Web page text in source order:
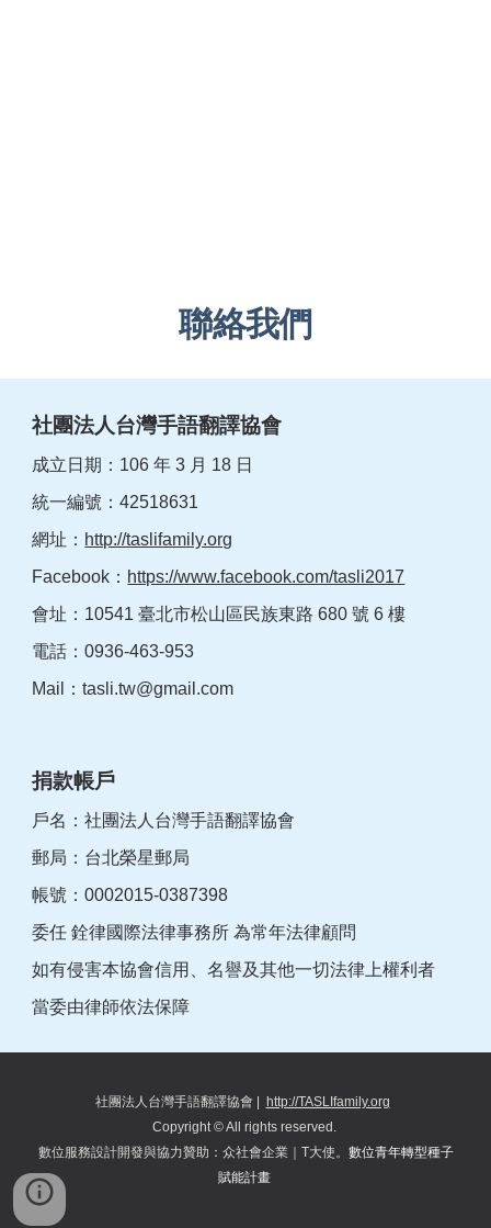
聯絡我們
社團法人台灣手語翻譯協會
成立日期：106 年 3 月 18 日
統一編號：42518631
網址： http://taslifamily.org
Facebook： https://www.facebook.com/tasli2017
會址：10541 臺北市松山區民族東路 680 號 6 樓
電話：0936-463-953
Mail：tasli.tw@gmail.com
捐款帳戶
戶名：社團法人台灣手語翻譯協會
郵局：台北榮星郵局
帳號：0002015-0387398
委任 銓律國際法律事務所 為常年法律顧問
如有侵害本協會信用、名譽及其他一切法律上權利者
當委由律師依法保障
社團法人台灣手語翻譯協會
http://TASLIfamily.org
Copyright © All rights reserved.
數位服務設計開發與協力贊助 ： 众社會企業｜T大使。 數位青年轉型種子
賦能計畫